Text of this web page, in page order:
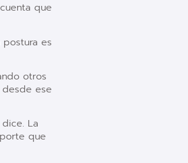
que
es
otros
desde ese
La
que